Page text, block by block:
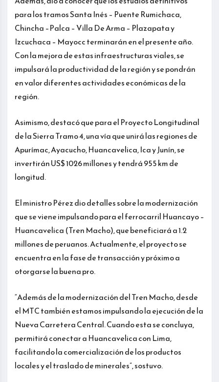
para los tramos Santa Inés – Puente Rumichaca,
Chincha –Palca – Villa De Arma – Plazapata y
Izcuchaca – Mayocc terminarán en el presente año.
Con la mejora de estas infraestructuras viales, se
impulsará la productividad de la región y se pondrán
en valor diferentes actividades económicas de la
región.
Asimismo, destacó que para el Proyecto Longitudinal
de la Sierra Tramo 4, una vía que unirá las regiones de
Apurímac, Ayacucho, Huancavelica, Ica y Junín, se
invertirán US$ 1026 millones y tendrá 955 km de
longitud.
El ministro Pérez dio detalles sobre la modernización
que se viene impulsando para el ferrocarril Huancayo –
Huancavelica (Tren Macho), que beneficiará a 1.2
millones de peruanos. Actualmente, el proyecto se
encuentra en la fase de transacción y próximo a
otorgarse la buena pro.
“Además de la modernización del Tren Macho, desde
el MTC también estamos impulsando la ejecución de la
Nueva Carretera Central. Cuando esta se concluya,
permitirá conectar a Huancavelica con Lima,
facilitando la comercialización de los productos
locales y el traslado de minerales”, sostuvo.